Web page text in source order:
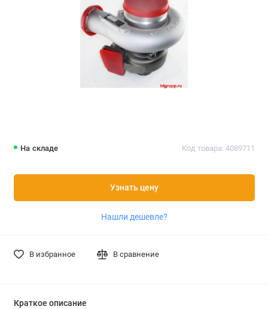
На складе Код товара: 4089711
Узнать цену
Нашли дешевле?
В избранное В сравнение
Краткое описание